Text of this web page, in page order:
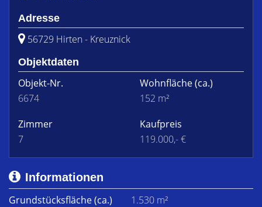
Adresse
56729 Hirten - Kreuznick
Objektdaten
Objekt-Nr.
6674
Wohnfläche(ca.)
152 m²
Zimmer
7
Kaufpreis
119.000,- €
Informationen
Grundstücksfläche (ca.)
1.530 m²